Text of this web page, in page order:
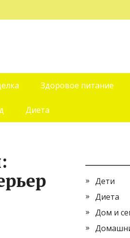
Здоровое питание
Диета
Дети
Диета
Дом и